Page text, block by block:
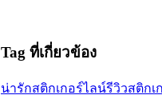
Tag ที่เกี่ยวข้อง
น่ารักสติกเกอร์ไลน์รีวิวสติกเ